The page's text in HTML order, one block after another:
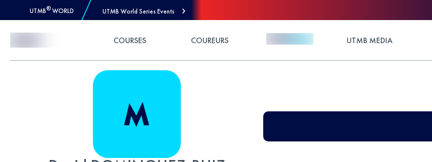
UTMB® WORLD UTMB World Series Events
COURSES COUREURS UTMB MEDIA